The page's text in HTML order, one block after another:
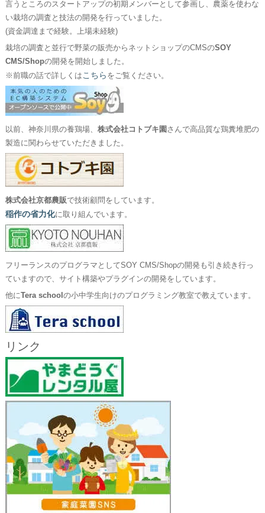
言うところのスタートアップの初期メンバーとして参画し、農薬を使わな
い栽培の調査と技法の開発を行っていました。
(資金調達まで経験。上場未経験)
栽培の調査と並行で野菜の販売からネットショップのCMSのSOY
CMS/Shopの開発を開始しました。
※前職の話で詳しくはこちら をご覧ください。
以前、神奈川県の養鶏場、 株式会社コトブキ園 さんで高品質な鶏糞堆肥の
製造に関わらせていただきました。
株式会社京都農販で技術顧問をしています。
稲作の省力化に取り組んでいます。
フリーランスのプログラマとしてSOY CMS/Shopの開発も引き続き行っ
ていますので、サイト構築やプラグインの開発をしています。
他にTera school の小中学生向けのプログラミング教室で教えています。
リンク